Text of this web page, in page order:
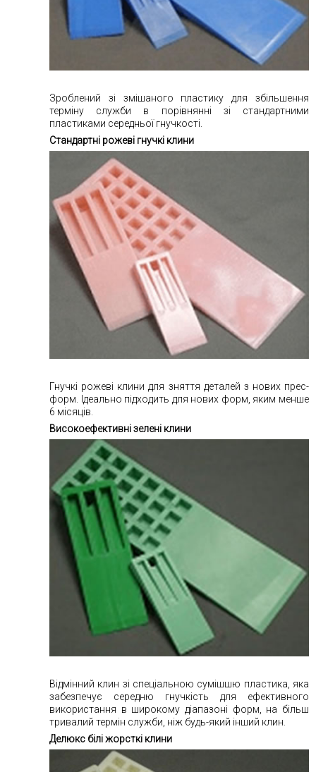
Зроблений зі змішаного пластику для збільшення
терміну служби в порівнянні зі стандартними
пластиками середньої гнучкості.
Стандартні рожеві гнучкі клини
Гнучкі рожеві клини для зняття деталей з нових прес-
форм. Ідеально підходить для нових форм, яким менше
6 місяців.
Високоефективні зелені клини
Відмінний клин зі спеціальною сумішшю пластика, яка
забезпечує середню гнучкість для ефективного
використання в широкому діапазоні форм, на більш
тривалий термін служби, ніж будь-який інший клин.
Делюкс білі жорсткі клини